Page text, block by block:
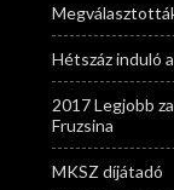
Hétszáz induló
2017 Legjobb
Fruzsina
MKSZ díjátadó